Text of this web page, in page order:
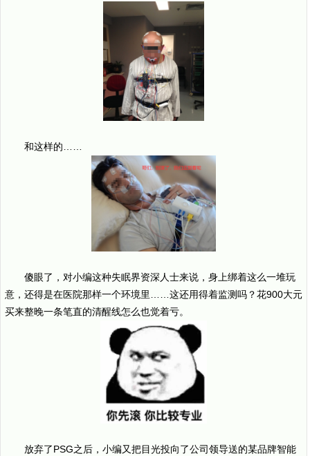
和这样的……
傻眼了，对小编这种失眠界资深人士来说，身上绑着这么一堆玩
意，还得是在医院那样一个环境里……这还用得着监测吗？花900大元
买来整晚一条笔直的清醒线怎么也觉着亏。
放弃了PSG之后，小编又把目光投向了公司领导送的某品牌智能